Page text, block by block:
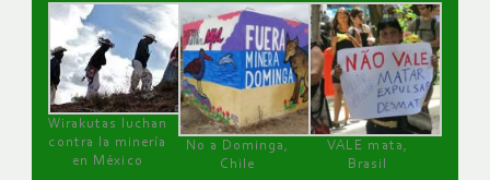
Wirakutas luchan
contra la minería
en México
No a Dominga,
Chile
VALE mata,
Brasil